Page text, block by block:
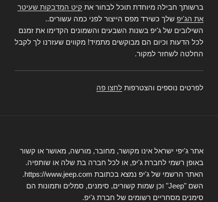
ברשותך חבילה מיוחדת תוכל לבחור את קיט המדבקות שעיטר
את הג'יפ שלך כשירד מפס הייצור לפני כמה עשורים..
השילובים של ג'יפ בשנות השבעים והשמונים הקדימו את זמנם
לכל הדעות וכיום הם מבוקשים מתמיד! מקווים שעזרנו לך לקבל
החלטה לשחזר למקור.
לפרטים נוספים והצטרפות לחצו פה
אתר ג'יפי ישראל אינו מקושר, מחובר, מורשה, מאושר או קשור
באופן רשמי לחברת ג'יפ, או לכל חברה בת שלה או שותפיה.
האתר הרשמי של ג'יפ נמצא בכתובת https://www.jeep.com.
השם "Jeep" וכן שמות קשורים, סימנים, סמלים ותמונות הם
סימנים מסחריים רשומים של חברת ג'יפ.